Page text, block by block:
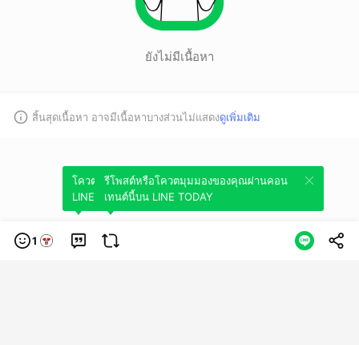
ยังไม่มีเนื้อหา
สิ้นสุดเนื้อหา อาจมีเนื้อหาบางส่วนไม่แสดงดูเพิ่มเติม
1
โควตมุมมองของคุณผ่านคอนเทนต์นี้บน
LINE TODAY
รีโพสต์หรือโควตมุมมองของคุณผ่านคอน
เทนต์นี้บน LINE TODAY